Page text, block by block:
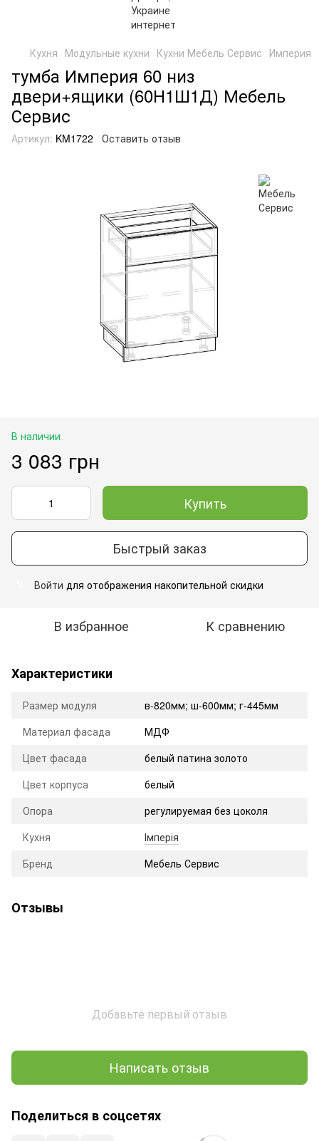
Кухня Модульные кухни Кухни Мебель Сервис Империя
тумба Империя 60 низ
двери+ящики (60Н1Ш1Д) Мебель
Сервис
Артикул: KM1722 Оставить отзыв
В наличии
3 083 грн
Купить
Быстрый заказ
Войти для отображения накопительной скидки
В избранное К сравнению
Характеристики
Размер модуля
в-820мм; ш-600мм; г-445мм
Материал фасада
МДФ
Цвет фасада
белый патина золото
Цвет корпуса
белый
Опора
регулируемая без цоколя
Кухня
Імперія
Бренд
Мебель Сервис
Отзывы
Добавьте первый отзыв
Написать отзыв
Поделиться в соцсетях